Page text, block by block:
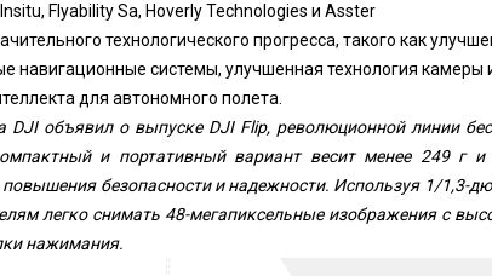
Flyability Sa, Hoverly Technologies и Asster
технологического прогресса, такого как
навигационные системы, улучшенная технология камеры
для автономного полета.
DJI объявил о выпуске DJI Flip, революционной линии
и портативный вариант весит менее 249 г
безопасности и надежности. Используя 1/1,3-
легко снимать 48-мегапиксельные изображения с
нажимания.